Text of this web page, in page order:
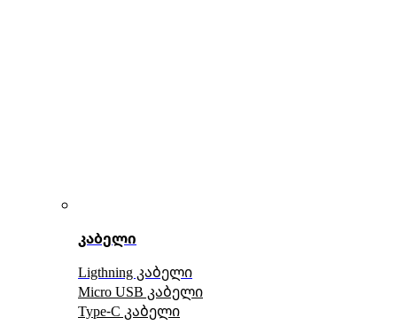
კაბელი
Ligthning კაბელი
Micro USB კაბელი
Type-C კაბელი